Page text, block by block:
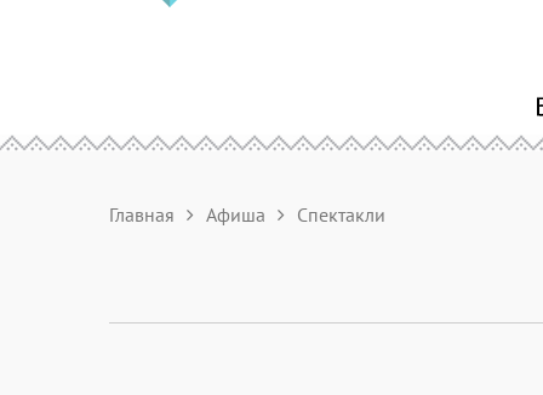
Главная Афиша Спектакли